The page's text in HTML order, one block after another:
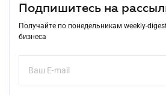
Подпишитесь на
Получайте по понедельникам weekly-
бизнеса